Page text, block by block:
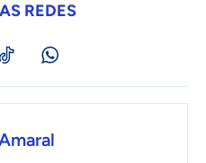
REDES